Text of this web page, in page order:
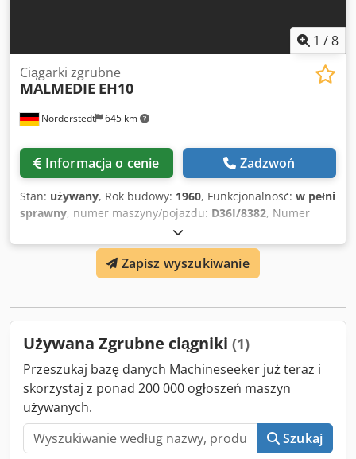
1 /8
Norderstedt 645 km
Ciągarki zgrubne
MALMEDIE EH10
Informacja o cenie Zadzwoń
Stan: używany, Rok budowy: 1960, Funkcjonalność: w pełni
sprawny, numer maszyny/pojazdu: D36I/8382, Numer
oferenta: D36I/8382 Rodzaj maszyny: Ciągarki zgrubne
Producent : MALMEDIE Typ: EH10 Rok produkcji: 1960
Średnica wlotu: 10-32 mm Ilość ciągów: 1 Średnica
podkłądki: 900 mm Średnica podkłądki: Dcjdexfu S Aspfx
Zapisz wyszukiwanie
Używana Zgrubne ciągniki (1)
Przeszukaj bazę danych Machineseeker już teraz i
skorzystaj z ponad 200 000 ogłoszeń maszyn
używanych.
Szukaj